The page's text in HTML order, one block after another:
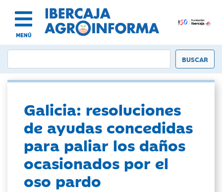
MENÚ
Galicia: resoluciones
de ayudas concedidas
para paliar los daños
ocasionados por el
oso pardo